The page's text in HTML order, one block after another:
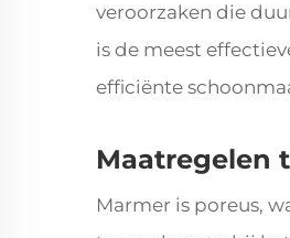
veroorzaken die
is de meest
efficiënte
Maatregelen
Marmer is poreus,